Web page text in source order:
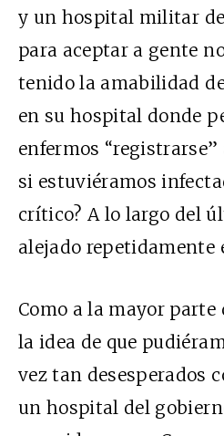
y un hospital militar
para aceptar a gente
tenido la amabilidad
en su hospital donde
enfermos
si estuviéramos
crítico? A lo largo del
alejado repetidamente
Como a la mayor parte
la idea de que
vez tan desesperados
un hospital del